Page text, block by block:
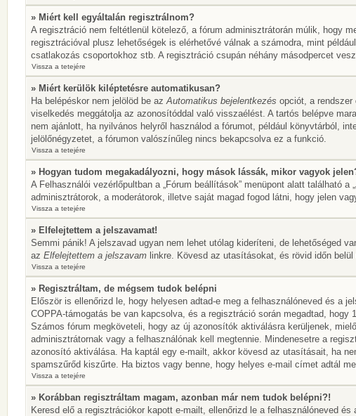
» Miért kell egyáltalán regisztrálnom?
A regisztráció nem feltétlenül kötelező, a fórum adminisztrátorán múlik, hogy
regisztrációval plusz lehetőségek is elérhetővé válnak a számodra, mint
csatlakozás csoportokhoz stb. A regisztráció csupán néhány másodpercet
Vissza a tetejére
» Miért kerülök kiléptetésre automatikusan?
Ha belépéskor nem jelölöd be azAutomatikus bejelentkezés opciót, a rendszer
viselkedés meggátolja az azonosítóddal való visszaélést. A tartós belépve
nem ajánlott, ha nyilvános helyről használod a fórumot, például könyvtárból,
jelölőnégyzetet, a fórumon valószínűleg nincs bekapcsolva ez a funkció.
Vissza a tetejére
» Hogyan tudom megakadályozni, hogy mások lássák, mikor vagyok
A Felhasználói vezérlőpultban a „Fórum beállítások” menüpont alatt található a
adminisztrátorok, a moderátorok, illetve saját magad fogod látni, hogy jelen
Vissza a tetejére
» Elfelejtettem a jelszavamat!
Semmi pánik! A jelszavad ugyan nem lehet utólag kideríteni, de lehetőséged
az Elfelejtettem a jelszavam linkre. Kövesd az utasításokat, és rövid időn
Vissza a tetejére
» Regisztráltam, de mégsem tudok belépni
Először is ellenőrizd le, hogy helyesen adtad-e meg a felhasználóneved és a
COPPA-támogatás be van kapcsolva, és a regisztráció során megadtad,
Számos fórum megköveteli, hogy az új azonosítók aktiválásra kerüljenek,
adminisztrátornak vagy a felhasználónak kell megtennie. Mindenesetre a
azonosító aktiválása. Ha kaptál egy e-mailt, akkor kövesd az utasításait, ha
spamszűrőd kiszűrte. Ha biztos vagy benne, hogy helyes e-mail címet adtál
Vissza a tetejére
» Korábban regisztráltam magam, azonban már nem tudok belépni?!
Keresd elő a regisztrációkor kapott e-mailt, ellenőrizd le a felhasználóneved